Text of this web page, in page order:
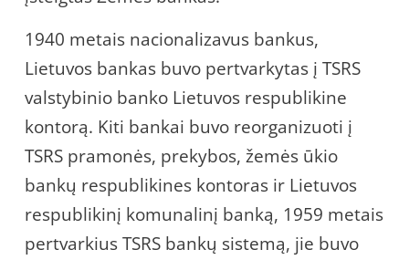
1940 metais nacionalizavus bankus,
Lietuvos bankas buvo pertvarkytas į TSRS
valstybinio banko Lietuvos respublikine
kontorą. Kiti bankai buvo reorganizuoti į
TSRS pramonės, prekybos, žemės ūkio
bankų respublikines kontoras ir Lietuvos
respublikinį komunalinį banką, 1959 metais
pertvarkius TSRS bankų sistemą, jie buvo